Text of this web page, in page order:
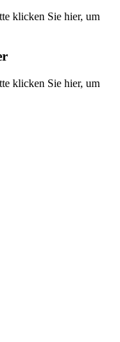
klicken Sie hier, um
klicken Sie hier, um